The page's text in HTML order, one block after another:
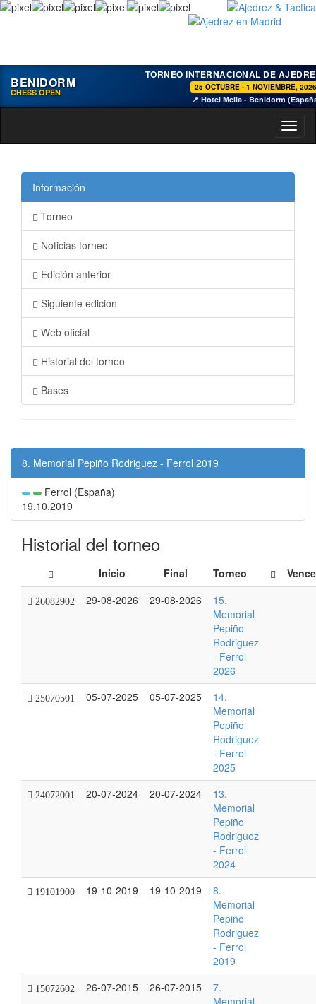
BENIDORM
CHESS OPEN
TORNEO INTERNACIONAL DE
25 OCTUBRE - 1 NOVIEMBRE, 2026
📍 Hotel Melia - Benidorm
Información
Torneo
Noticias torneo
Edición anterior
Siguiente edición
Web oficial
Historial del torneo
Bases
8. Memorial Pepiño Rodriguez - Ferrol 2019
Ferrol (España)
19.10.2019
Historial del torneo
Inicio Final Torneo
26082902 29-08-2026 29-08-2026
15.
Memorial
Pepiño
Rodriguez
- Ferrol
2026
25070501 05-07-2025 05-07-2025
14.
Memorial
Pepiño
Rodriguez
- Ferrol
2025
24072001 20-07-2024 20-07-2024
13.
Memorial
Pepiño
Rodriguez
- Ferrol
2024
19101900 19-10-2019 19-10-2019
8.
Memorial
Pepiño
Rodriguez
- Ferrol
2019
15072602 26-07-2015 26-07-2015
7.
Memorial